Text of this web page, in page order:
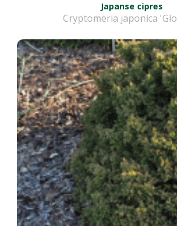
Japanse cipres
Cryptomeria japonica